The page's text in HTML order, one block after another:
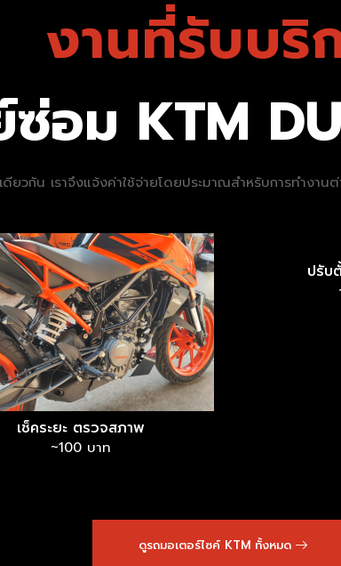
งานที่รับบริ
อม KTM
ดียวกัน เราจึงแจ้งค่าใช้จ่ายโดยประมาณสำหรับการทำง
เช็คระยะ ตรวจสภาพ
~100 บาท
ปรับ
ดูรถมอเตอร์ไซค์ KTM ทั้งหมด